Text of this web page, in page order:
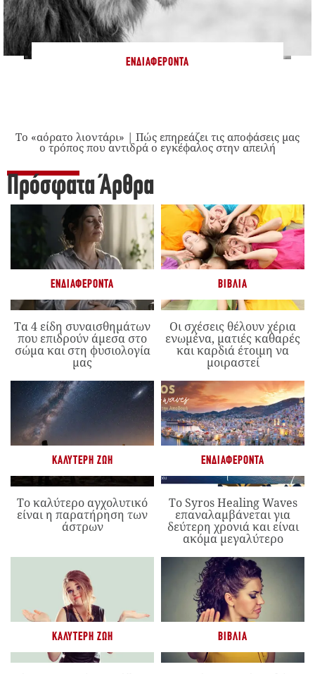
ΕΝΔΙΑΦΈΡΟΝΤΑ
Το «αόρατο λιοντάρι» | Πώς επηρεάζει τις αποφάσεις μας
ο τρόπος που αντιδρά ο εγκέφαλος στην απειλή
Πρόσφατα Άρθρα
ΕΝΔΙΑΦΈΡΟΝΤΑ
Τα 4 είδη συναισθημάτων
που επιδρούν άμεσα στο
σώμα και στη φυσιολογία
μας
ΒΙΒΛΊΑ
Οι σχέσεις θέλουν χέρια
ενωμένα, ματιές καθαρές
και καρδιά έτοιμη να
μοιραστεί
ΚΑΛΎΤΕΡΗ ΖΩΉ
Το καλύτερο αγχολυτικό
είναι η παρατήρηση των
άστρων
ΕΝΔΙΑΦΈΡΟΝΤΑ
Το Syros Healing Waves
επαναλαμβάνεται για
δεύτερη χρονιά και είναι
ακόμα μεγαλύτερο
ΚΑΛΎΤΕΡΗ ΖΩΉ ΒΙΒΛΊΑ